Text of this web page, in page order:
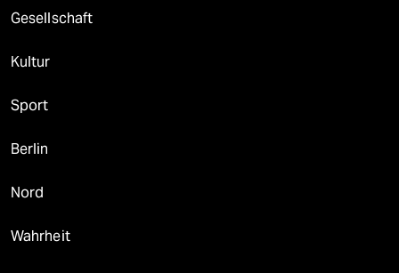
Gesellschaft
Kultur
Sport
Berlin
Nord
Wahrheit